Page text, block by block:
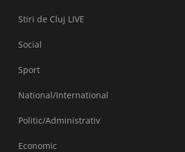
Stiri de Cluj LIVE
Social
Sport
National/International
Politic/Administrativ
Economic